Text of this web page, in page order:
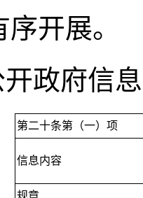
开展。
政府信
第二十条第（一）项
信息内容
规章